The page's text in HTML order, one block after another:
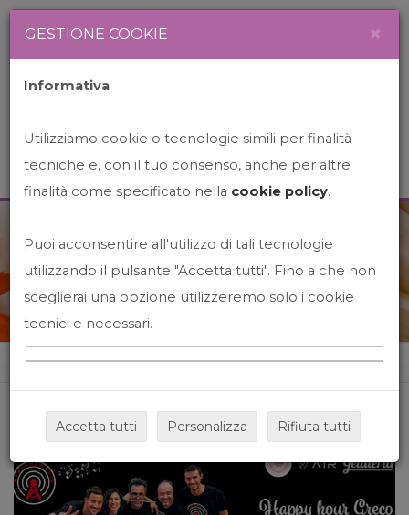
News&Events
Home News&events
GESTIONE COOKIE ×
Informativa
Utilizziamo cookie o tecnologie simili per finalità
tecniche e, con il tuo consenso, anche per altre
finalità come specificato nella cookie policy.
Puoi acconsentire all'utilizzo di tali tecnologie
utilizzando il pulsante "Accetta tutti". Fino a che non
sceglierai una opzione utilizzeremo solo i cookie
tecnici e necessari.
Accetta tutti Personalizza Rifiuta tutti